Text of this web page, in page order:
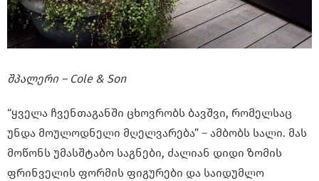
შპალერი – Cole & Son
“ყველა ჩვენთაგანში ცხოვრობს ბავშვი, რომელსაც
უნდა მოულოდნელი მღელვარება” – ამბობს სალი. მას
მოწონს უმასშტაბო საგნები, ძალიან დიდი ზომის
ფრინველის ფორმის ფიგურები და საიდუმლო